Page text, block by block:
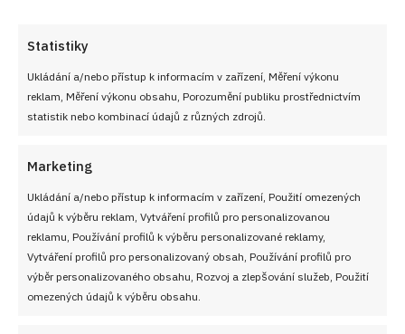
Statistiky
Ukládání a/nebo přístup k informacím v zařízení, Měření výkonu
reklam, Měření výkonu obsahu, Porozumění publiku prostřednictvím
statistik nebo kombinací údajů z různých zdrojů.
Marketing
Ukládání a/nebo přístup k informacím v zařízení, Použití omezených
údajů k výběru reklam, Vytváření profilů pro personalizovanou
reklamu, Používání profilů k výběru personalizované reklamy,
Vytváření profilů pro personalizovaný obsah, Používání profilů pro
výběr personalizovaného obsahu, Rozvoj a zlepšování služeb, Použití
omezených údajů k výběru obsahu.